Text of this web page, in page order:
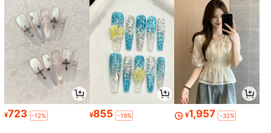
¥723 -12% ¥855 -19% ¥1,957 -32%